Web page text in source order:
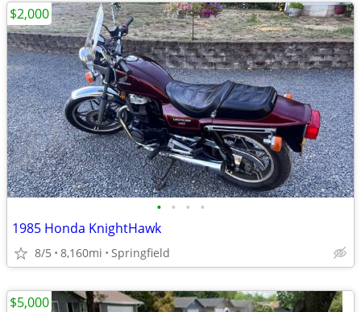
• • • •
1985 Honda KnightHawk
8/5 8,160mi Springfield
$2,000
$5,000